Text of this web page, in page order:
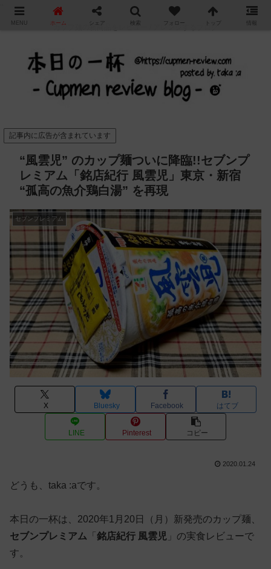
カップ麺の新商品をレビュー / アレンジするブログ
記事内に広告が含まれています
“風雲児” のカップ麺ついに降臨!!セブンプ
レミアム「銘店紀行 風雲児」東京・新宿
“孤高の魚介鶏白湯” を再現
セブンプレミアム
X Bluesky Facebook はてブ
LINE Pinterest コピー
2020.01.24
どうも、taka :aです。
本日の一杯は、2020年1月20日（月）新発売のカップ麺、
セブンプレミアム 「 銘店紀行 風雲児 」の実食レビューで
す。
MENU ホーム シェア 検索 フォロー トップ 情報